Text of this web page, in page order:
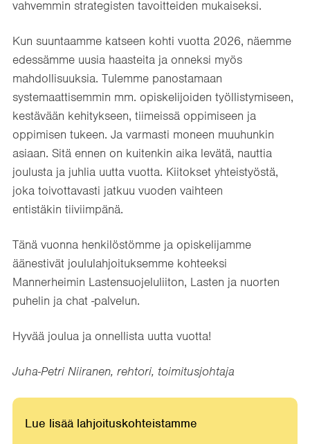
vahvemmin strategisten tavoitteiden mukaiseksi.
Kun suuntaamme katseen kohti vuotta 2026, näemme
edessämme uusia haasteita ja onneksi myös
mahdollisuuksia. Tulemme panostamaan
systemaattisemmin mm. opiskelijoiden työllistymiseen,
kestävään kehitykseen, tiimeissä oppimiseen ja
oppimisen tukeen. Ja varmasti moneen muuhunkin
asiaan. Sitä ennen on kuitenkin aika levätä, nauttia
joulusta ja juhlia uutta vuotta. Kiitokset yhteistyöstä,
joka toivottavasti jatkuu vuoden vaihteen
entistäkin tiiviimpänä.
Tänä vuonna henkilöstömme ja opiskelijamme
äänestivät joululahjoituksemme kohteeksi
Mannerheimin Lastensuojeluliiton, Lasten ja nuorten
puhelin ja chat -palvelun.
Hyvää joulua ja onnellista uutta vuotta!
Juha-Petri Niiranen, rehtori, toimitusjohtaja
Lue lisää lahjoituskohteistamme